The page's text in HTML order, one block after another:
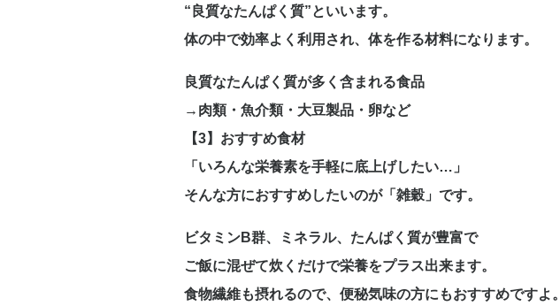
“良質なたんぱく質”といいます。
体の中で効率よく利用され、体を作る材料になります。
良質なたんぱく質が多く含まれる食品
→肉類・魚介類・大豆製品・卵など
【3】おすすめ食材
「いろんな栄養素を手軽に底上げしたい…」
そんな方におすすめしたいのが「雑穀」です。
ビタミンB群、ミネラル、たんぱく質が豊富で
ご飯に混ぜて炊くだけで栄養をプラス出来ます。
食物繊維も摂れるので、便秘気味の方にもおすすめですよ。